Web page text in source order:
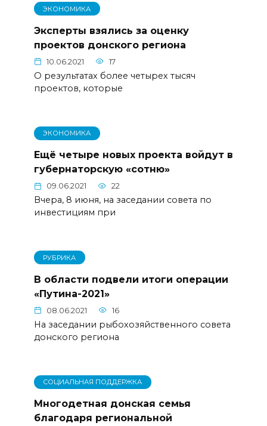
ЭКОНОМИКА
Эксперты взялись за оценку
проектов донского региона
10.06.2021 17
О результатах более четырех тысяч
проектов, которые
ЭКОНОМИКА
Ещё четыре новых проекта войдут в
губернаторскую «сотню»
09.06.2021 22
Вчера, 8 июня, на заседании совета по
инвестициям при
РУБРИКА
В области подвели итоги операции
«Путина-2021»
08.06.2021 16
На заседании рыбохозяйственного совета
донского региона
СОЦИАЛЬНАЯ ПОДДЕРЖКА
Многодетная донская семья
благодаря региональной